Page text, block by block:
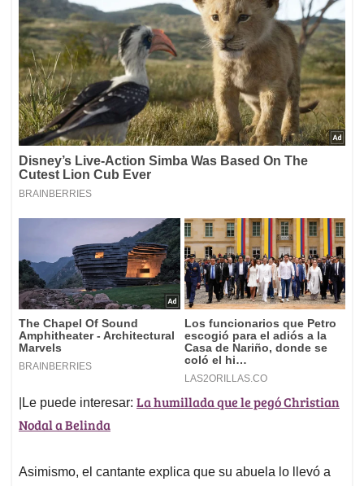
|Le puede interesar: La humillada que le pegó Christian
Nodal a Belinda
Asimismo, el cantante explica que su abuela lo llevó a